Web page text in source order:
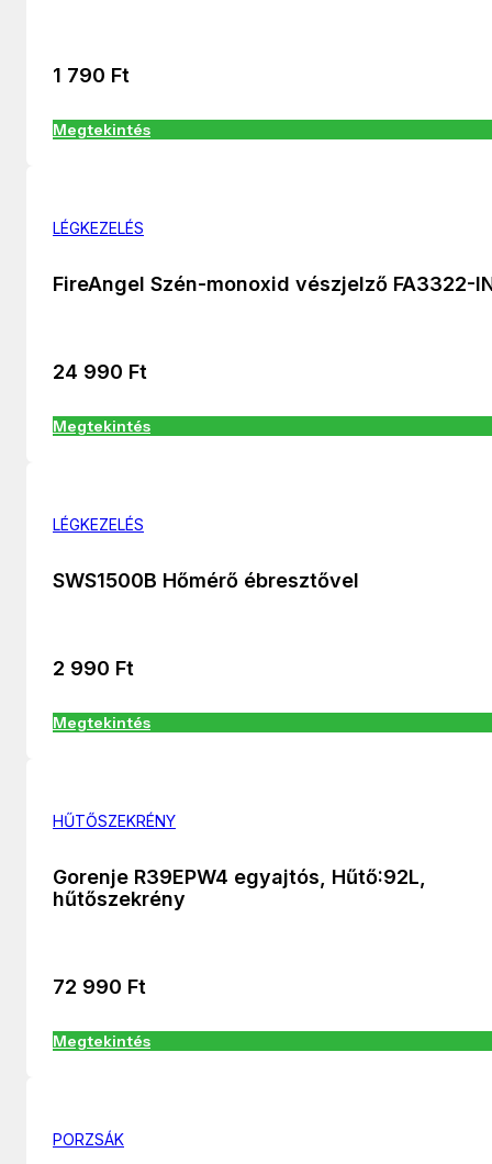
1 790 Ft
Megtekintés
LÉGKEZELÉS
FireAngel Szén-monoxid vészjelző FA3322-
24 990 Ft
Megtekintés
LÉGKEZELÉS
SWS1500B Hőmérő ébresztővel
2 990 Ft
Megtekintés
HŰTŐSZEKRÉNY
Gorenje R39EPW4 egyajtós, Hűtő:92L,
hűtőszekrény
72 990 Ft
Megtekintés
PORZSÁK